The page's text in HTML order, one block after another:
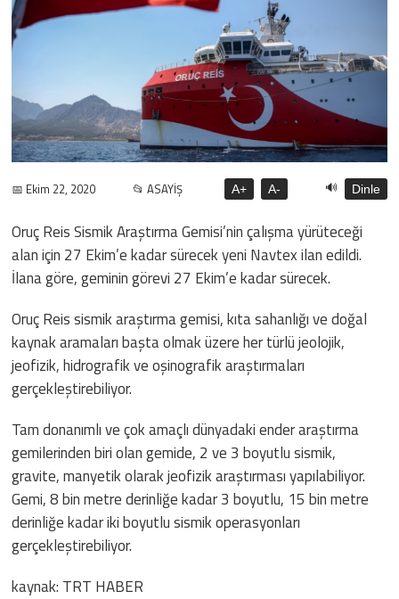
📅 Ekim 22, 2020 📂 ASAYİŞ A+ A- 🔊 Dinle
Oruç Reis Sismik Araştırma Gemisi’nin çalışma yürüteceği
alan için 27 Ekim’e kadar sürecek yeni Navtex ilan edildi.
İlana göre, geminin görevi 27 Ekim’e kadar sürecek.
Oruç Reis sismik araştırma gemisi, kıta sahanlığı ve doğal
kaynak aramaları başta olmak üzere her türlü jeolojik,
jeofizik, hidrografik ve oşinografik araştırmaları
gerçekleştirebiliyor.
Tam donanımlı ve çok amaçlı dünyadaki ender araştırma
gemilerinden biri olan gemide, 2 ve 3 boyutlu sismik,
gravite, manyetik olarak jeofizik araştırması yapılabiliyor.
Gemi, 8 bin metre derinliğe kadar 3 boyutlu, 15 bin metre
derinliğe kadar iki boyutlu sismik operasyonları
gerçekleştirebiliyor.
kaynak: TRT HABER